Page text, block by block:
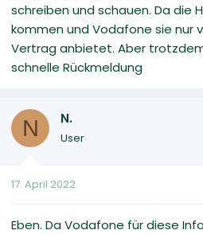
schreiben und schauen. Da die
kommen und Vodafone sie nur
Vertrag anbietet. Aber
schnelle Rückmeldung
N N.
User
17. April 2022
Eben. Da Vodafone für diese